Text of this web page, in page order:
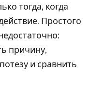
тогда, когда
Простого
причину,
и сравнить